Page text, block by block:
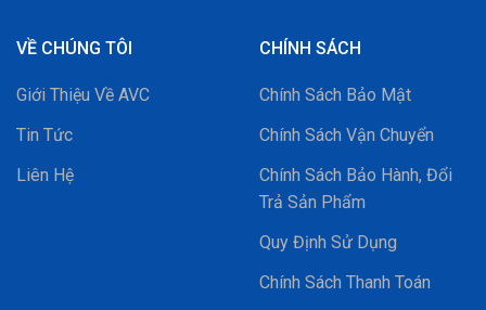
VỀ CHÚNG TÔI
Giới Thiệu Về AVC
Tin Tức
Liên Hệ
CHÍNH SÁCH
Chính Sách Bảo Mật
Chính Sách Vận Chuyển
Chính Sách Bảo Hành, Đổi
Trả Sản Phẩm
Quy Định Sử Dụng
Chính Sách Thanh Toán